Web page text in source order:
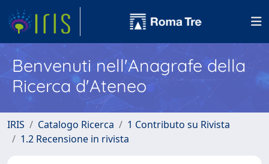
Benvenuti nell'Anagrafe della
Ricerca d'Ateneo
IRIS Catalogo Ricerca
1 Contributo su Rivista
1.2 Recensione in rivista